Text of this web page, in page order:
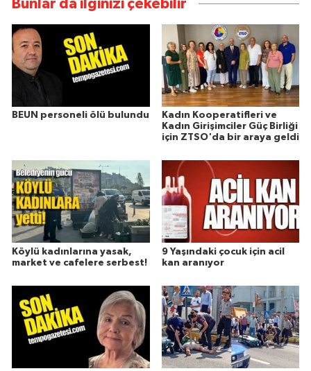
Bunlar da ilginizi çekebilir
BEUN personeli ölü bulundu
Kadın Kooperatifleri ve
Kadın Girişimciler Güç Birliği
için ZTSO'da bir araya geldi
Köylü kadınlarına yasak,
market ve cafelere serbest!
9 Yaşındaki çocuk için acil
kan aranıyor